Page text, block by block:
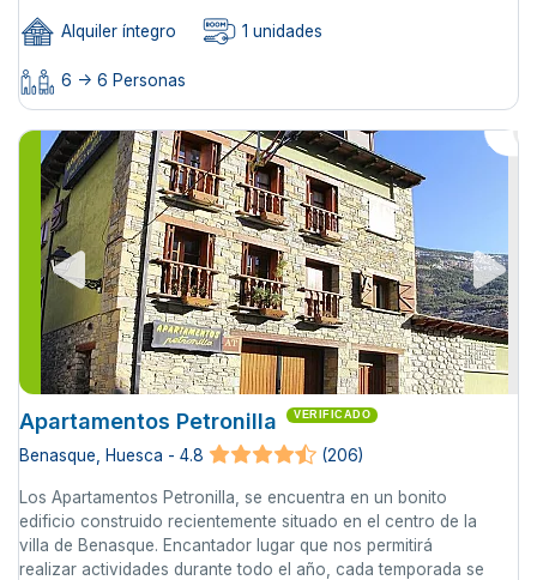
Alquiler íntegro 1 unidades
6 -> 6 Personas
Apartamentos Petronilla VERIFICADO
Benasque, Huesca - 4.8 (206)
Los Apartamentos Petronilla, se encuentra en un bonito
edificio construido recientemente situado en el centro de la
villa de Benasque. Encantador lugar que nos permitirá
realizar actividades durante todo el año, cada temporada se